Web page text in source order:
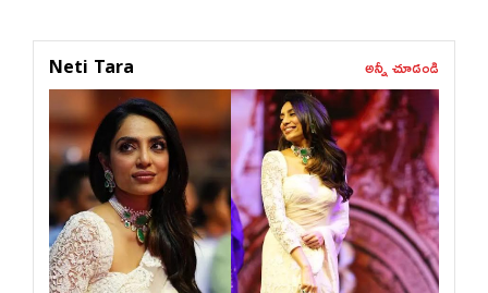
Neti Tara అన్నీ చూడండి